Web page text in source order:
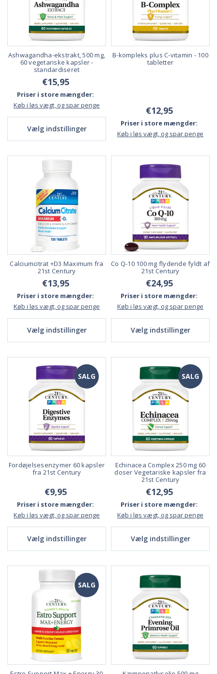
Ashwagandha-ekstrakt, 500 mg,
60 vegetariske kapsler -
standardiseret
€15,95
Priser i store mængder:
Køb i løs vægt, og spar penge
Vælg indstillinger
B-kompleks plus C-vitamin - 100
tabletter
€12,95
Priser i store mængder:
Køb i løs vægt, og spar penge
Calciumcitrat +D3 Maximum fra
21st Century
€13,95
Priser i store mængder:
Køb i løs vægt, og spar penge
Vælg indstillinger
Co Q-10 100 mg flydende fyldt af
21st Century
€24,95
Priser i store mængder:
Køb i løs vægt, og spar penge
Vælg indstillinger
SALG
Fordøjelsesenzymer 60 kapsler
fra 21st Century
€9,95
Priser i store mængder:
Køb i løs vægt, og spar penge
Vælg indstillinger
SALG
Echinacea Complex 250 mg 60
doser Vegetariske kapsler fra
21st Century
€12,95
Priser i store mængder:
Køb i løs vægt, og spar penge
Vælg indstillinger
SALG